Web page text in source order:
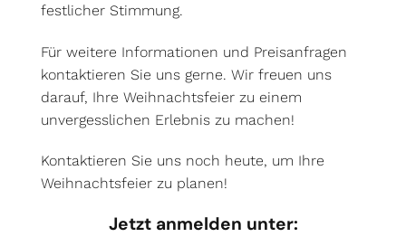
festlicher Stimmung.
Für weitere Informationen und Preisanfragen
kontaktieren Sie uns gerne. Wir freuen uns
darauf, Ihre Weihnachtsfeier zu einem
unvergesslichen Erlebnis zu machen!
Kontaktieren Sie uns noch heute, um Ihre
Weihnachtsfeier zu planen!
Jetzt anmelden unter: